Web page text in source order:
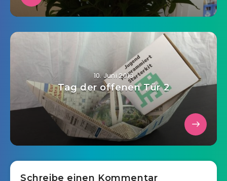
10. Juni 2016
Tag der offenen Tür 2
Schreibe einen Kommentar